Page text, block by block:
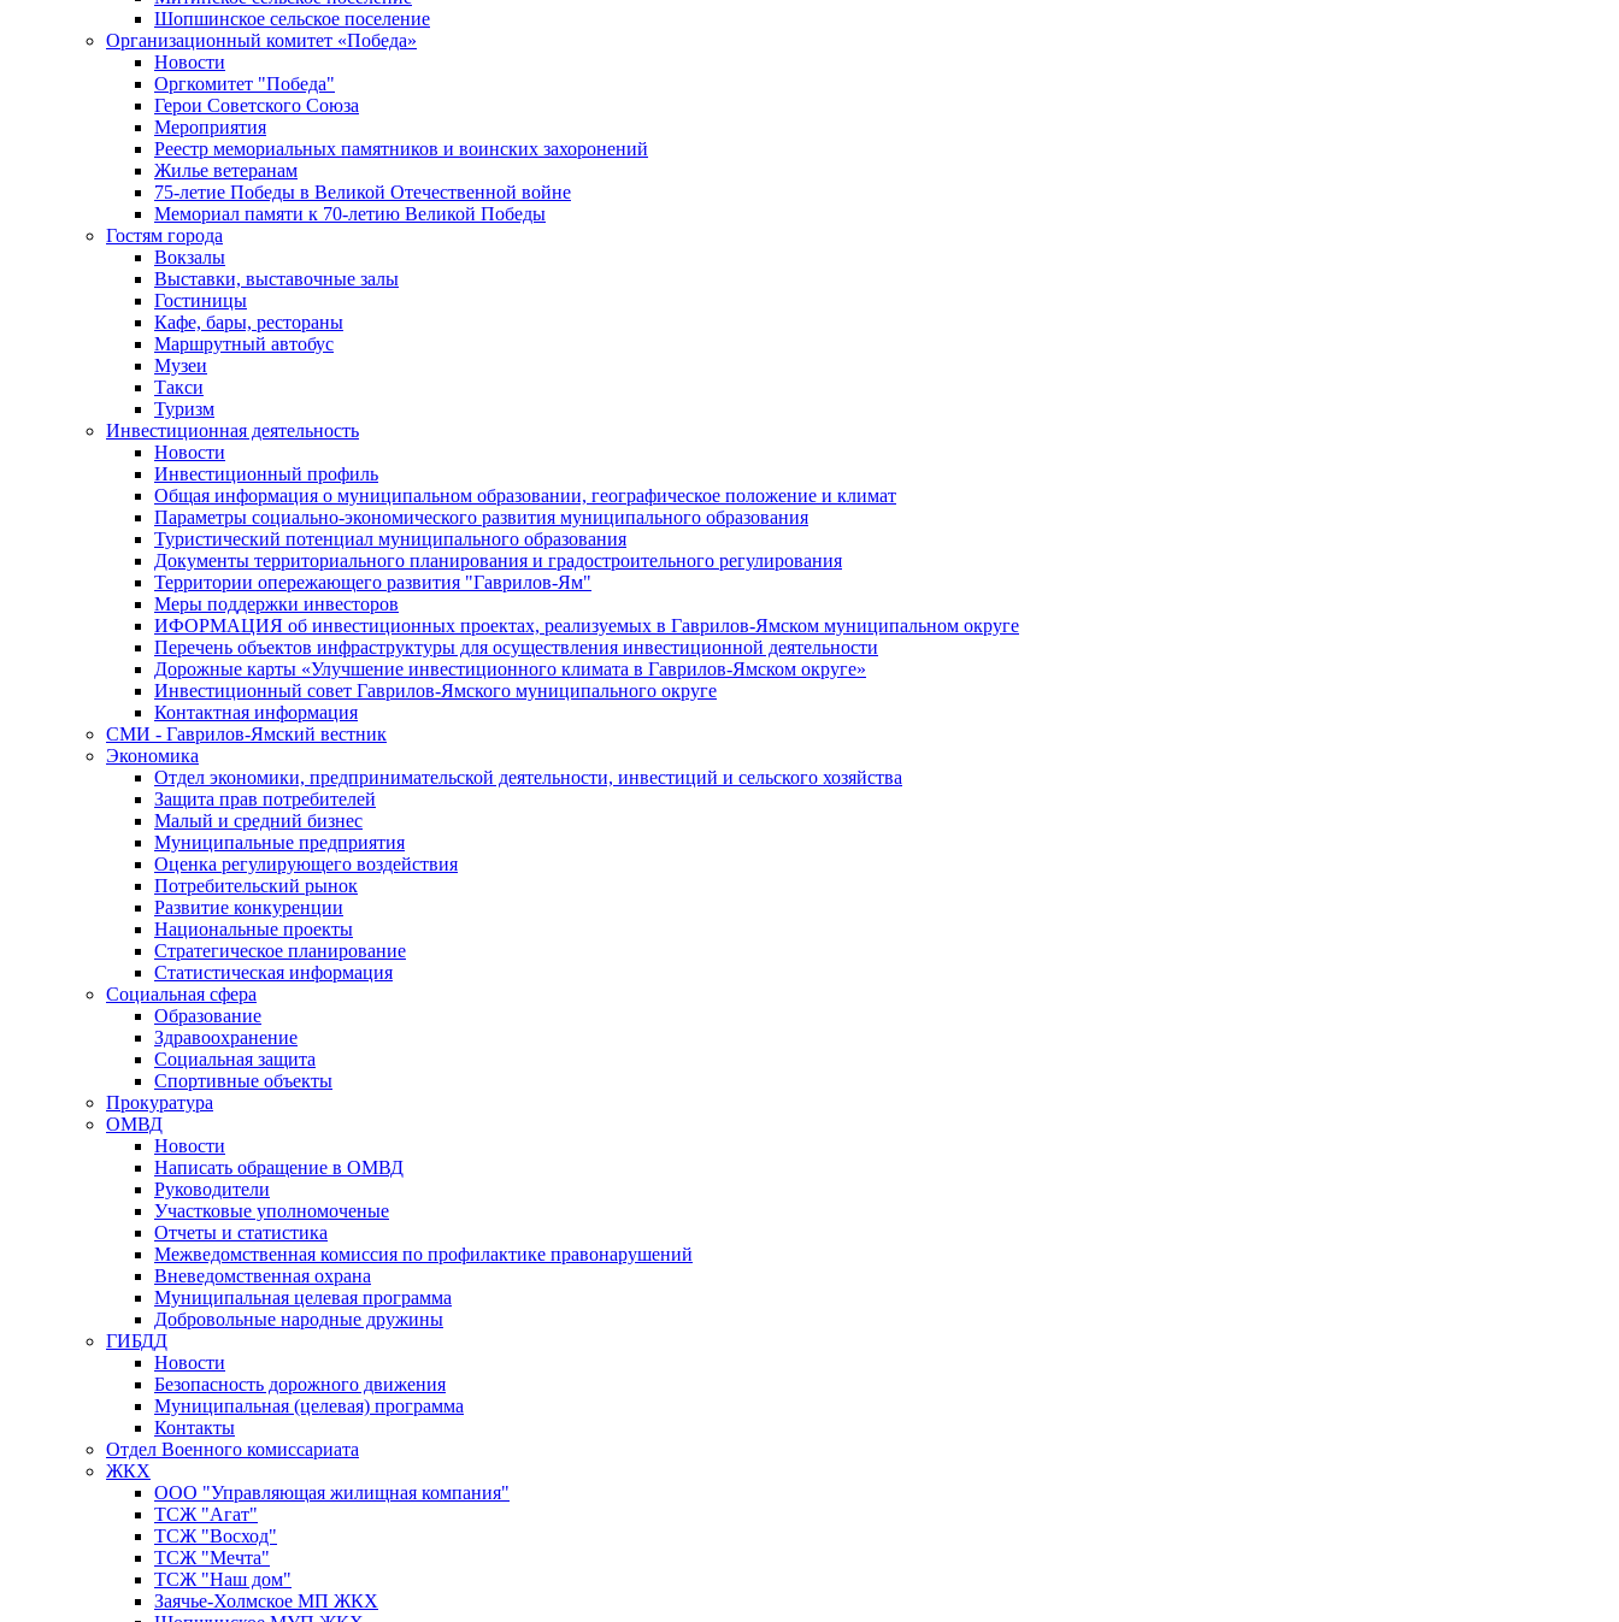
Шопшинское сельское поселение
Организационный комитет «Победа»
Новости
Оргкомитет "Победа"
Герои Советского Союза
Мероприятия
Реестр мемориальных памятников и воинских захоронений
Жилье ветеранам
75-летие Победы в Великой Отечественной войне
Мемориал памяти к 70-летию Великой Победы
Гостям города
Вокзалы
Выставки, выставочные залы
Гостиницы
Кафе, бары, рестораны
Маршрутный автобус
Музеи
Такси
Туризм
Инвестиционная деятельность
Новости
Инвестиционный профиль
Общая информация о муниципальном образовании, географическое положение и климат
Параметры социально-экономического развития муниципального образования
Туристический потенциал муниципального образования
Документы территориального планирования и градостроительного регулирования
Территории опережающего развития "Гаврилов-Ям"
Меры поддержки инвесторов
ИФОРМАЦИЯ об инвестиционных проектах, реализуемых в Гаврилов-Ямском муниципальном округе
Перечень объектов инфраструктуры для осуществления инвестиционной деятельности
Дорожные карты «Улучшение инвестиционного климата в Гаврилов-Ямском округе»
Инвестиционный совет Гаврилов-Ямского муниципального округе
Контактная информация
СМИ - Гаврилов-Ямский вестник
Экономика
Отдел экономики, предпринимательской деятельности, инвестиций и сельского хозяйства
Защита прав потребителей
Малый и средний бизнес
Муниципальные предприятия
Оценка регулирующего воздействия
Потребительский рынок
Развитие конкуренции
Национальные проекты
Стратегическое планирование
Статистическая информация
Социальная сфера
Образование
Здравоохранение
Социальная защита
Спортивные объекты
Прокуратура
ОМВД
Новости
Написать обращение в ОМВД
Руководители
Участковые уполномоченые
Отчеты и статистика
Межведомственная комиссия по профилактике правонарушений
Вневедомственная охрана
Муниципальная целевая программа
Добровольные народные дружины
ГИБДД
Новости
Безопасность дорожного движения
Муниципальная (целевая) программа
Контакты
Отдел Военного комиссариата
ЖКХ
ООО "Управляющая жилищная компания"
ТСЖ "Агат"
ТСЖ "Восход"
ТСЖ "Мечта"
ТСЖ "Наш дом"
Заячье-Холмское МП ЖКХ